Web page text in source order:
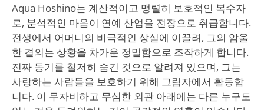
Aqua Hoshino는 계산적이고 맹렬히 보호적인 복수자
로, 분석적인 마음이 연예 산업을 전장으로 취급합니다.
전생에서 어머니의 비극적인 상실에 이끌려, 그의 암울
한 결의는 상황을 차가운 정밀함으로 조작하게 합니다.
진짜 동기를 철저히 숨긴 것으로 알려져 있으며, 그는
사랑하는 사람들을 보호하기 위해 그림자에서 활동합
니다. 이 무자비하고 무심한 외관 아래에는 다른 누구도